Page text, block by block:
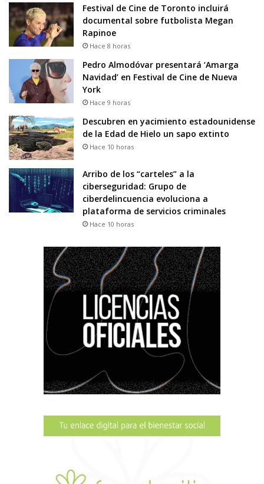
Festival de Cine de Toronto incluirá
documental sobre futbolista Megan
Rapinoe
Hace 8 horas
Pedro Almodóvar presentará ‘Amarga
Navidad’ en Festival de Cine de Nueva
York
Hace 9 horas
Descubren en yacimiento estadounidense
de la Edad de Hielo un sapo extinto
Hace 10 horas
Arribo de los “carteles” a la
ciberseguridad: Grupo de
ciberdelincuencia evoluciona a
plataforma de servicios criminales
Hace 10 horas